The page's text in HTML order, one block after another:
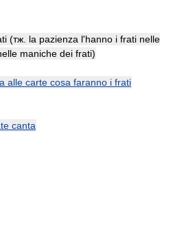
(тж. la pazienza l'hanno i frati nelle
maniche dei frati)
alle carte cosa faranno i frati
canta